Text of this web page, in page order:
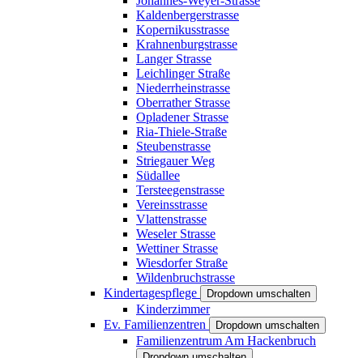
Kaldenbergerstrasse
Kopernikusstrasse
Krahnenburgstrasse
Langer Strasse
Leichlinger Straße
Niederrheinstrasse
Oberrather Strasse
Opladener Strasse
Ria-Thiele-Straße
Steubenstrasse
Striegauer Weg
Südallee
Tersteegenstrasse
Vereinsstrasse
Vlattenstrasse
Weseler Strasse
Wettiner Strasse
Wiesdorfer Straße
Wildenbruchstrasse
Kindertagespflege
Dropdown umschalten
Kinderzimmer
Ev. Familienzentren
Dropdown umschalten
Familienzentrum Am Hackenbruch